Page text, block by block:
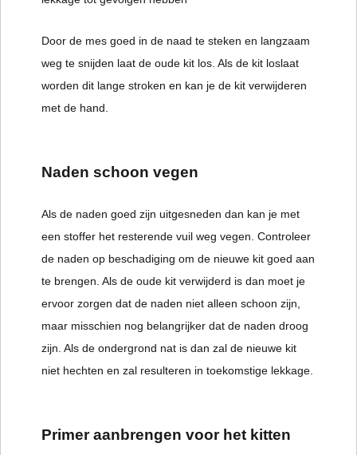
Door de mes goed in de naad te steken en langzaam
weg te snijden laat de oude kit los. Als de kit loslaat
worden dit lange stroken en kan je de kit verwijderen
met de hand.
Naden schoon vegen
Als de naden goed zijn uitgesneden dan kan je met
een stoffer het resterende vuil weg vegen. Controleer
de naden op beschadiging om de nieuwe kit goed aan
te brengen. Als de oude kit verwijderd is dan moet je
ervoor zorgen dat de naden niet alleen schoon zijn,
maar misschien nog belangrijker dat de naden droog
zijn. Als de ondergrond nat is dan zal de nieuwe kit
niet hechten en zal resulteren in toekomstige lekkage.
Primer aanbrengen voor het kitten